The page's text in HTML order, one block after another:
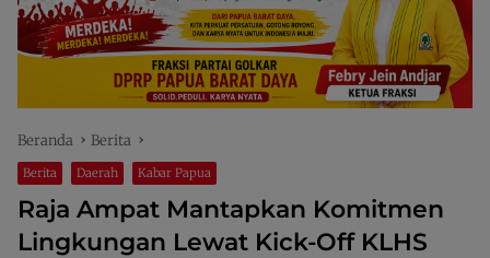
Beranda Berita
Berita Daerah Kabar Papua
Raja Ampat Mantapkan Komitmen
Lingkungan Lewat Kick-Off KLHS